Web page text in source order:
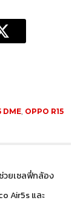
DME, OPPO R15
วยเซลฟี่กล้อง
Air5s และ